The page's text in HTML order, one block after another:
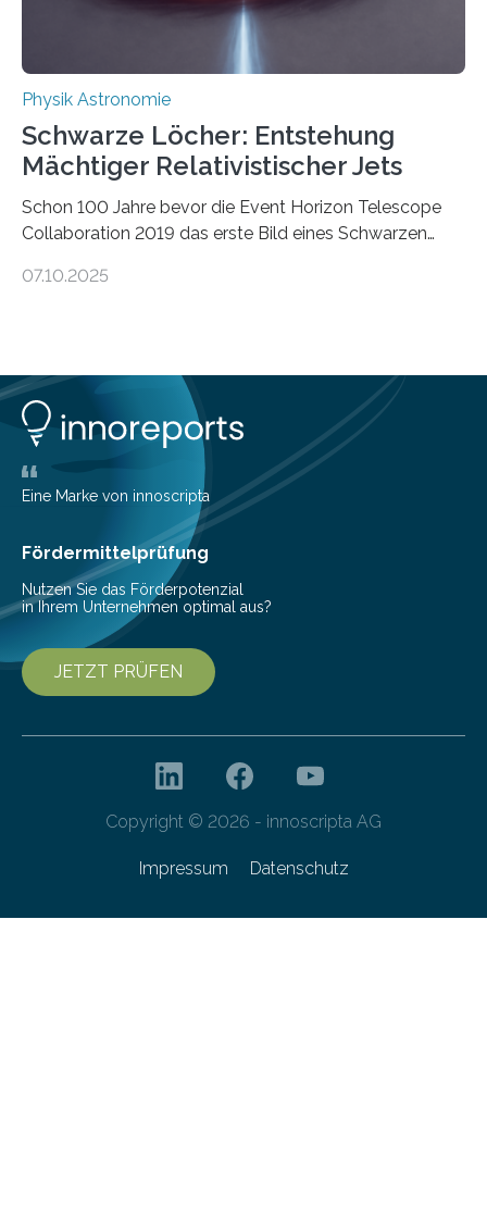
quantenmechanischen Experimenten ist es in den…
Physik Astronomie
Schwarze Löcher: Entstehung
Mächtiger Relativistischer Jets
Schon 100 Jahre bevor die Event Horizon Telescope
Collaboration 2019 das erste Bild eines Schwarzen
hatte der Astronom Heber Curtis einen seltsamen
werden auch von anderen Schwarzen Löchern
ausgeschickt. Theoretische Astrophysiker der Goethe-
Universität haben jetzt einen numerischen Code
entwickelt, mit dem sie mathematisch hoch präzise
beschreiben…
07.10.2025
Eine Marke von innoscripta
Fördermittelprüfung
Nutzen Sie das Förderpotenzial
in Ihrem Unternehmen optimal aus?
JETZT PRÜFEN
Copyright © 2026 - innoscripta AG
Impressum Datenschutz